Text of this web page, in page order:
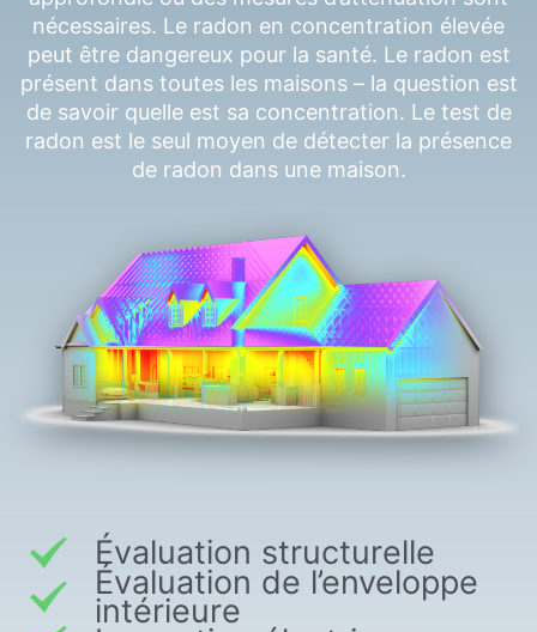
nécessaires. Le radon en concentration élevée
peut être dangereux pour la santé. Le radon est
présent dans toutes les maisons – la question est
de savoir quelle est sa concentration. Le test de
radon est le seul moyen de détecter la présence
de radon dans une maison.
Évaluation structurelle
Évaluation de l’enveloppe
intérieure